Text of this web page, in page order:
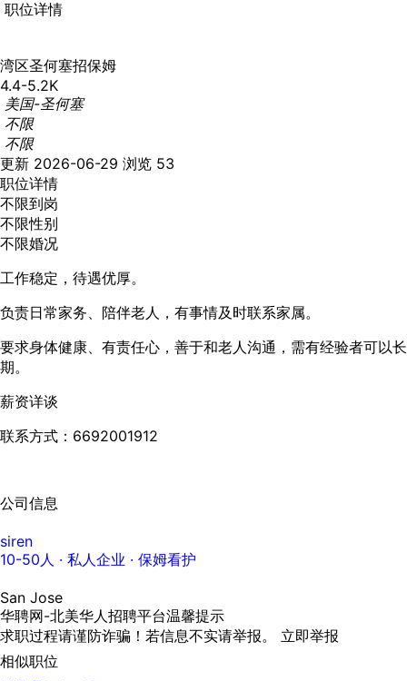
职位详情
湾区圣何塞招保姆
4.4-5.2K
美国-圣何塞
不限
不限
更新 2026-06-29 浏览 53
职位详情
不限到岗
不限性别
不限婚况
工作稳定，待遇优厚。
负责日常家务、陪伴老人，有事情及时联系家属。
要求身体健康、有责任心，善于和老人沟通，需有经验者可以长
期。
薪资详谈
联系方式：6692001912
公司信息
siren
10-50人 · 私人企业 · 保姆看护
San Jose
华聘网-北美华人招聘平台温馨提示
求职过程请谨防诈骗！若信息不实请举报。 立即举报
相似职位